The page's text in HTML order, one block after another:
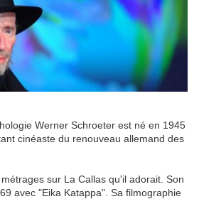
Werner Schroeter est né en 1945
cinéaste du renouveau allemand des
sur La Callas qu'il adorait. Son
avec "Eika Katappa". Sa filmographie